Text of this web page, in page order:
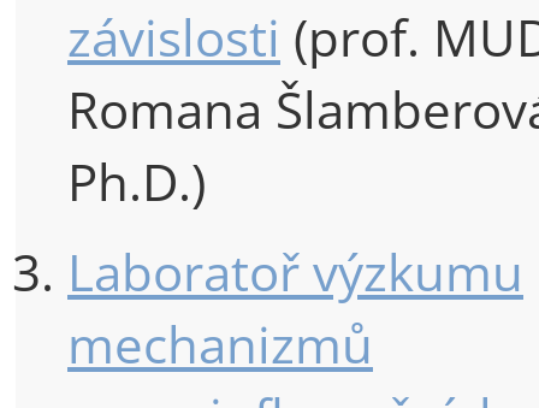
závislosti (prof.
Romana
Ph.D.)
Laboratoř výzkumu
mechanizmů